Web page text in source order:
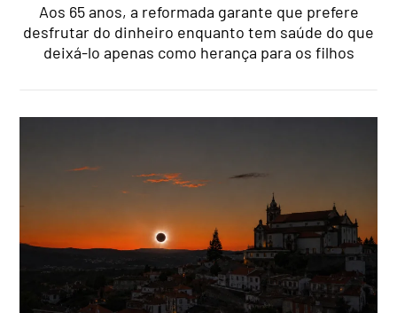
Aos 65 anos, a reformada garante que prefere
desfrutar do dinheiro enquanto tem saúde do que
deixá-lo apenas como herança para os filhos